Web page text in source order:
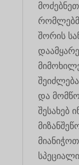
შორის
და
შესახებ